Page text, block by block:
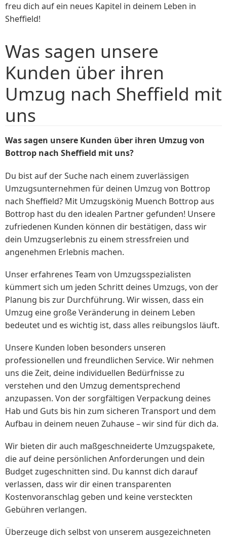
freu dich auf ein neues Kapitel in deinem Leben in
Sheffield!
Was sagen unsere
Kunden über ihren
Umzug nach Sheffield mit
uns
Was sagen unsere Kunden über ihren Umzug von
Bottrop nach Sheffield mit uns?
Du bist auf der Suche nach einem zuverlässigen
Umzugsunternehmen für deinen Umzug von Bottrop
nach Sheffield? Mit Umzugskönig Muench Bottrop aus
Bottrop hast du den idealen Partner gefunden! Unsere
zufriedenen Kunden können dir bestätigen, dass wir
dein Umzugserlebnis zu einem stressfreien und
angenehmen Erlebnis machen.
Unser erfahrenes Team von Umzugsspezialisten
kümmert sich um jeden Schritt deines Umzugs, von der
Planung bis zur Durchführung. Wir wissen, dass ein
Umzug eine große Veränderung in deinem Leben
bedeutet und es wichtig ist, dass alles reibungslos läuft.
Unsere Kunden loben besonders unseren
professionellen und freundlichen Service. Wir nehmen
uns die Zeit, deine individuellen Bedürfnisse zu
verstehen und den Umzug dementsprechend
anzupassen. Von der sorgfältigen Verpackung deines
Hab und Guts bis hin zum sicheren Transport und dem
Aufbau in deinem neuen Zuhause – wir sind für dich da.
Wir bieten dir auch maßgeschneiderte Umzugspakete,
die auf deine persönlichen Anforderungen und dein
Budget zugeschnitten sind. Du kannst dich darauf
verlassen, dass wir dir einen transparenten
Kostenvoranschlag geben und keine versteckten
Gebühren verlangen.
Überzeuge dich selbst von unserem ausgezeichneten